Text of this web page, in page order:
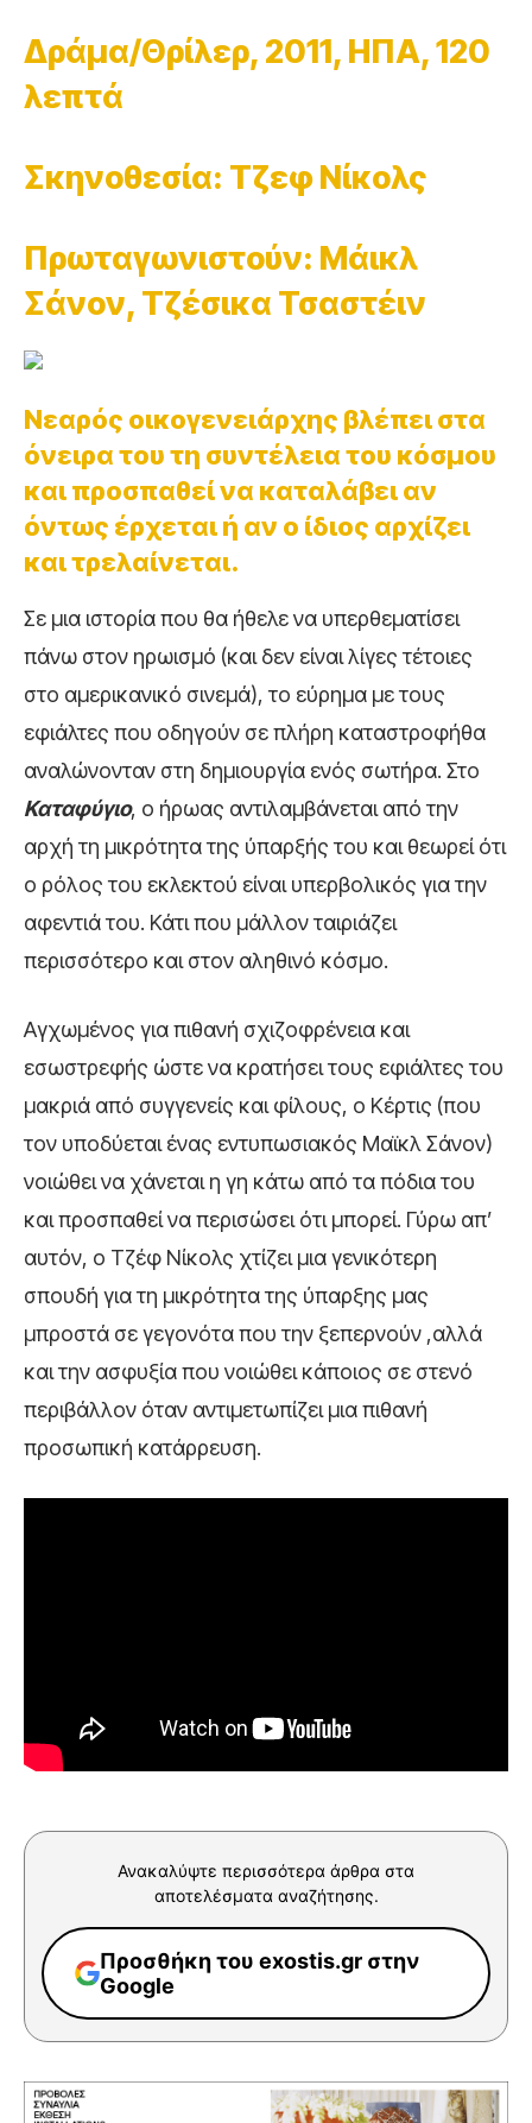
Δράμα/Θρίλερ, 2011, ΗΠΑ, 120
λεπτά
Σκηνοθεσία: Τζεφ Νίκολς
Πρωταγωνιστούν: Μάικλ
Σάνον, Τζέσικα Τσαστέιν
Νεαρός οικογενειάρχης βλέπει στα
όνειρα του τη συντέλεια του κόσμου
και προσπαθεί να καταλάβει αν
όντως έρχεται ή αν ο ίδιος αρχίζει
και τρελαίνεται.
Σε μια ιστορία που θα ήθελε να υπερθεματίσει
πάνω στον ηρωισμό (και δεν είναι λίγες τέτοιες
στο αμερικανικό σινεμά), το εύρημα με τους
εφιάλτες που οδηγούν σε πλήρη καταστροφήθα
αναλώνονταν στη δημιουργία ενός σωτήρα. Στο
Καταφύγιο, ο ήρωας αντιλαμβάνεται από την
αρχή τη μικρότητα της ύπαρξής του και θεωρεί ότι
ο ρόλος του εκλεκτού είναι υπερβολικός για την
αφεντιά του. Κάτι που μάλλον ταιριάζει
περισσότερο και στον αληθινό κόσμο.
Αγχωμένος για πιθανή σχιζοφρένεια και
εσωστρεφής ώστε να κρατήσει τους εφιάλτες του
μακριά από συγγενείς και φίλους, ο Κέρτις (που
τον υποδύεται ένας εντυπωσιακός Μαϊκλ Σάνον)
νοιώθει να χάνεται η γη κάτω από τα πόδια του
και προσπαθεί να περισώσει ότι μπορεί. Γύρω απ’
αυτόν, ο Τζέφ Νίκολς χτίζει μια γενικότερη
σπουδή για τη μικρότητα της ύπαρξης μας
μπροστά σε γεγονότα που την ξεπερνούν ,αλλά
και την ασφυξία που νοιώθει κάποιος σε στενό
περιβάλλον όταν αντιμετωπίζει μια πιθανή
προσωπική κατάρρευση.
Ανακαλύψτε περισσότερα άρθρα στα
αποτελέσματα αναζήτησης.
Προσθήκη του exostis.gr στην
Google